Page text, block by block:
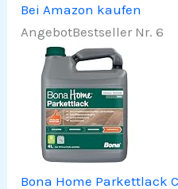
Bei Amazon kaufen
AngebotBestseller Nr. 6
Bona Home Parkettlack